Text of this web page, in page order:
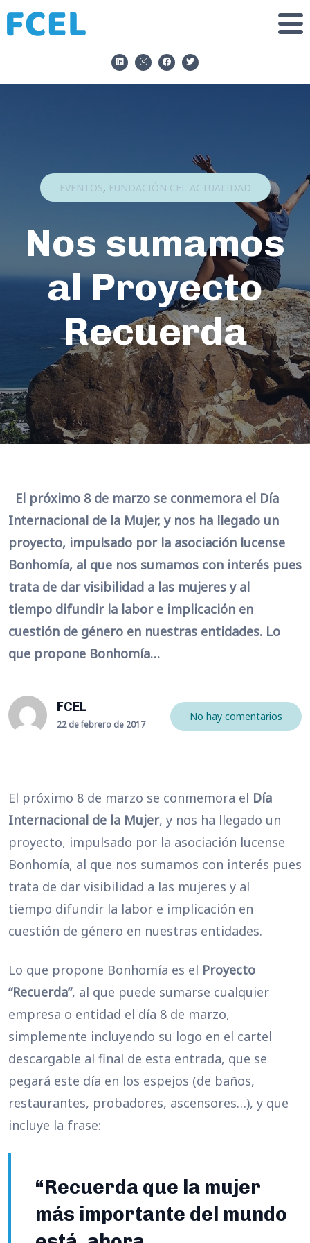
EVENTOS, FUNDACIÓN CEL ACTUALIDAD
Nos sumamos
al Proyecto
Recuerda
El próximo 8 de marzo se conmemora el Día
Internacional de la Mujer, y nos ha llegado un
proyecto, impulsado por la asociación lucense
Bonhomía, al que nos sumamos con interés pues
trata de dar visibilidad a las mujeres y al
tiempo difundir la labor e implicación en
cuestión de género en nuestras entidades. Lo
que propone Bonhomía…
FCEL
22 de febrero de 2017
No hay comentarios
El próximo 8 de marzo se conmemora el Día
Internacional de la Mujer, y nos ha llegado un
proyecto, impulsado por la asociación lucense
Bonhomía, al que nos sumamos con interés pues
trata de dar visibilidad a las mujeres y al
tiempo difundir la labor e implicación en
cuestión de género en nuestras entidades.
Lo que propone Bonhomía es el Proyecto
“Recuerda”, al que puede sumarse cualquier
empresa o entidad el día 8 de marzo,
simplemente incluyendo su logo en el cartel
descargable al final de esta entrada, que se
pegará este día en los espejos (de baños,
restaurantes, probadores, ascensores…), y que
incluye la frase:
“Recuerda que la mujer
más importante del mundo